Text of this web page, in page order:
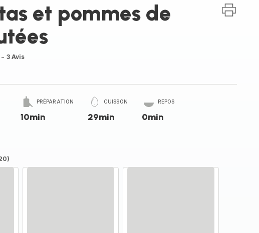
et pommes de
- 3 Avis
PRÉPARATION
10min
CUISSON
29min
REPOS
0min